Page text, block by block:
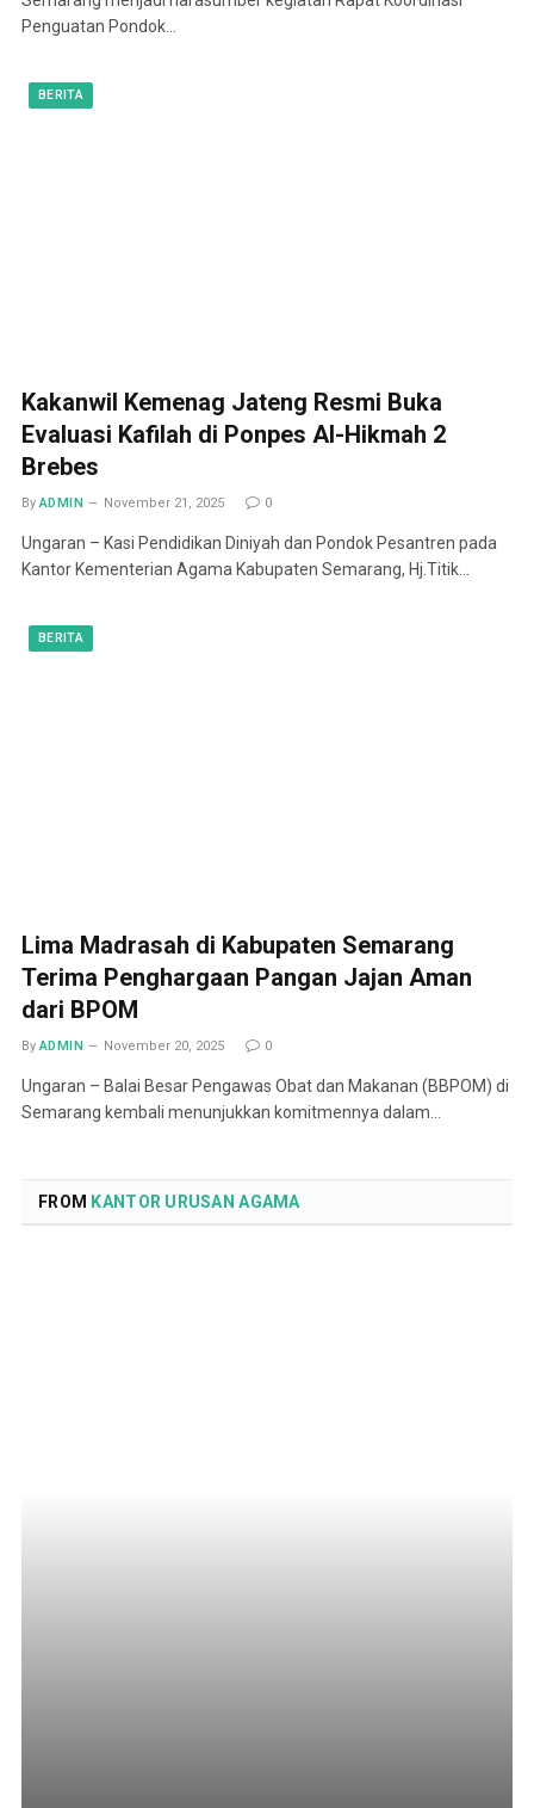
Penguatan Pondok…
BERITA
Kakanwil Kemenag Jateng Resmi Buka
Evaluasi Kafilah di Ponpes Al-Hikmah 2
Brebes
By ADMIN November 21, 2025 0
Ungaran – Kasi Pendidikan Diniyah dan Pondok Pesantren pada
Kantor Kementerian Agama Kabupaten Semarang, Hj.Titik…
BERITA
Lima Madrasah di Kabupaten Semarang
Terima Penghargaan Pangan Jajan Aman
dari BPOM
By ADMIN November 20, 2025 0
Ungaran – Balai Besar Pengawas Obat dan Makanan (BBPOM) di
Semarang kembali menunjukkan komitmennya dalam…
FROM KANTOR URUSAN AGAMA